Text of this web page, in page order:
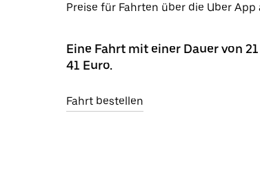
Preise für Fahrten über die Uber App
Eine Fahrt mit einer Dauer von
41 Euro.
Fahrt bestellen